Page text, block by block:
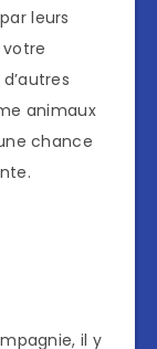
leurs
votre
animaux
chance
il y